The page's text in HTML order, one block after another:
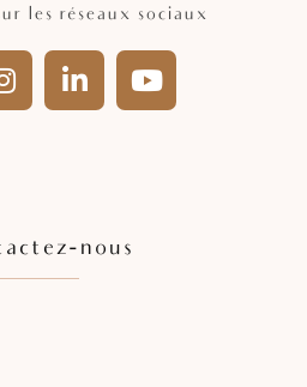
les réseaux sociaux
nous